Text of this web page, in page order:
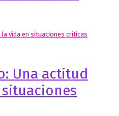
vida en situaciones críticas
Una actitud